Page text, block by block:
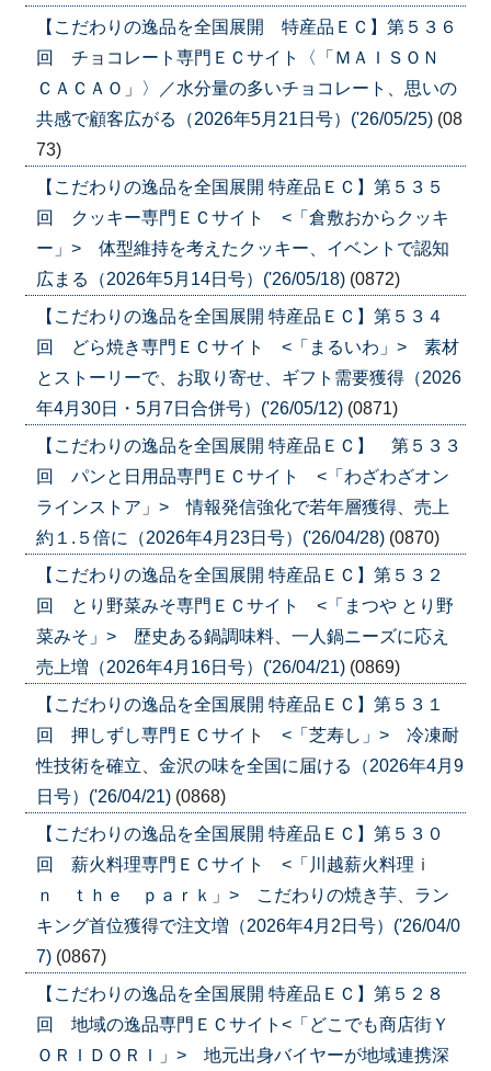
【こだわりの逸品を全国展開 特産品ＥＣ】第５３６
回 チョコレート専門ＥＣサイト〈「ＭＡＩＳＯＮ
ＣＡＣＡＯ」〉／水分量の多いチョコレート、思いの
共感で顧客広がる（2026年5月21日号）('26/05/25) (08
73)
【こだわりの逸品を全国展開 特産品ＥＣ】第５３５
回 クッキー専門ＥＣサイト <「倉敷おからクッキ
ー」> 体型維持を考えたクッキー、イベントで認知
広まる（2026年5月14日号）('26/05/18) (0872)
【こだわりの逸品を全国展開 特産品ＥＣ】第５３４
回 どら焼き専門ＥＣサイト <「まるいわ」> 素材
とストーリーで、お取り寄せ、ギフト需要獲得（2026
年4月30日・5月7日合併号）('26/05/12) (0871)
【こだわりの逸品を全国展開 特産品ＥＣ】 第５３３
回 パンと日用品専門ＥＣサイト <「わざわざオン
ラインストア」> 情報発信強化で若年層獲得、売上
約１.５倍に（2026年4月23日号）('26/04/28) (0870)
【こだわりの逸品を全国展開 特産品ＥＣ】第５３２
回 とり野菜みそ専門ＥＣサイト <「まつや とり野
菜みそ」> 歴史ある鍋調味料、一人鍋ニーズに応え
売上増（2026年4月16日号）('26/04/21) (0869)
【こだわりの逸品を全国展開 特産品ＥＣ】第５３１
回 押しずし専門ＥＣサイト <「芝寿し」> 冷凍耐
性技術を確立、金沢の味を全国に届ける（2026年4月9
日号）('26/04/21) (0868)
【こだわりの逸品を全国展開 特産品ＥＣ】第５３０
回 薪火料理専門ＥＣサイト <「川越薪火料理ｉ
ｎ ｔｈｅ ｐａｒｋ」> こだわりの焼き芋、ラン
キング首位獲得で注文増（2026年4月2日号）('26/04/0
7) (0867)
【こだわりの逸品を全国展開 特産品ＥＣ】第５２８
回 地域の逸品専門ＥＣサイト<「どこでも商店街Ｙ
ＯＲＩＤＯＲＩ」> 地元出身バイヤーが地域連携深